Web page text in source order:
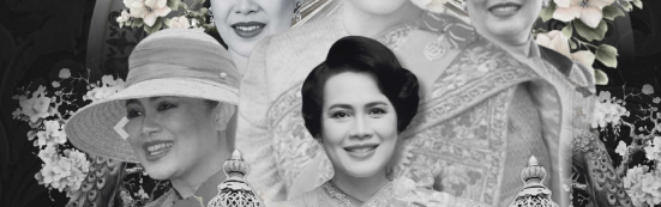
Previous